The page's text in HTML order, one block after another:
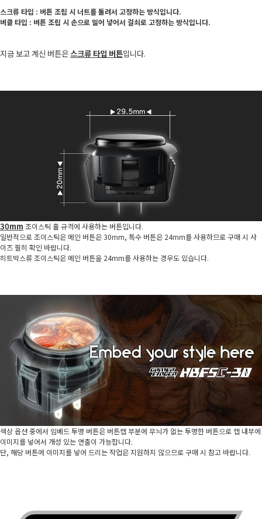
스크류 타입 : 버튼 조립 시 너트를 돌려서 고정하는 방식입니다.
버클 타입 : 버튼 조립 시 손으로 밀어 넣어서 걸쇠로 고정하는 방식입니다.
지금 보고 계신 버튼은스크류 타입 버튼입니다.
30mm 조이스틱 홀 규격에 사용하는 버튼입니다.
일반적으로 조이스틱은 메인 버튼은 30mm, 특수 버튼은 24mm를 사용하므로 구매 시 사
이즈 필히 확인 바랍니다.
히트박스류 조이스틱은 메인 버튼을 24mm를 사용하는 경우도 있습니다.
색상 옵션 중에서 임베드 투명 버튼은 버튼캡 부분에 무늬가 없는 투명한 버튼으로 캡 내부에
이미지를 넣어서 개성 있는 연출이 가능합니다.
단, 해당 버튼에 이미지를 넣어 드리는 작업은 지원하지 않으므로 구매 시 참고 바랍니다.